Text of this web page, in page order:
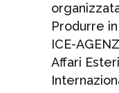
Produrre
ICE-
Affari